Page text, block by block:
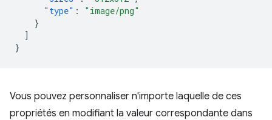
"type" :
"image/png"
}
]
}
Vous pouvez personnaliser n'importe laquelle de ces
propriétés en modifiant la valeur correspondante dans